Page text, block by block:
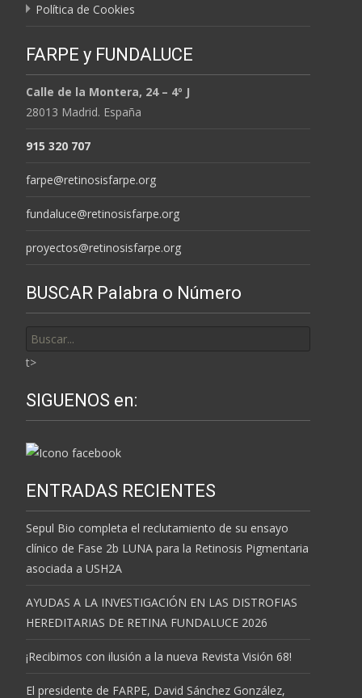
Política de Cookies
FARPE y FUNDALUCE
Calle de la Montera, 24 – 4º J
28013 Madrid. España
915 320 707
farpe@retinosisfarpe.org
fundaluce@retinosisfarpe.org
proyectos@retinosisfarpe.org
BUSCAR Palabra o Número
por:
t>
SIGUENOS en:
ENTRADAS RECIENTES
Sepul Bio completa el reclutamiento de su ensayo
clínico de Fase 2b LUNA para la Retinosis Pigmentaria
asociada a USH2A
AYUDAS A LA INVESTIGACIÓN EN LAS DISTROFIAS
HEREDITARIAS DE RETINA FUNDALUCE 2026
¡Recibimos con ilusión a la nueva Revista Visión 68!
El presidente de FARPE, David Sánchez González,